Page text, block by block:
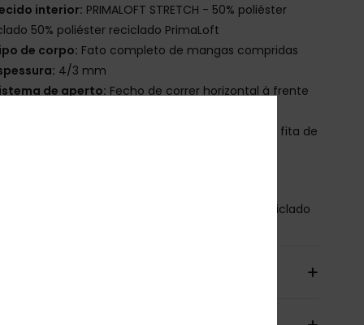
interior: PRIMALOFT STRETCH - 50% poliéster
50% poliéster reciclado PrimaLoft
de corpo: Fato completo de mangas compridas
4/3 mm
de aperto: Fecho de correr horizontal à frente
Detalhe da costura - Interior: : nT Fita de reforço e fita de
87% Poliéster reciclado, 13% Spandex reciclado